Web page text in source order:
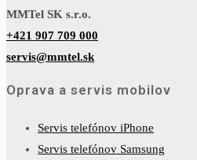
MMTel SK s.r.o.
+421 907 709 000
servis@mmtel.sk
Oprava a servis mobilov
Servis telefónov iPhone
Servis telefónov Samsung